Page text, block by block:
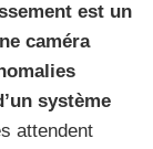
est un
caméra
système
attendent